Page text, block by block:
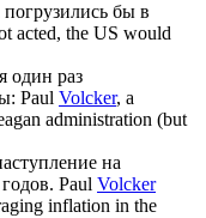
бы в
acted, the US would
один раз
Paul Volcker, a
administration (but
на
Paul Volcker
inflation in the